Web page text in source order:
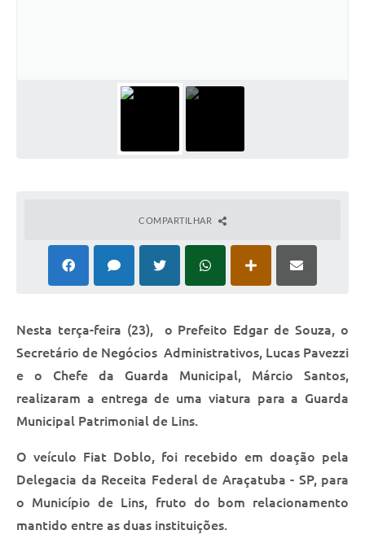
Educação
Meio Ambiente
Saúde
Tributos
COMPARTILHAR
Nesta terça-feira (23), o Prefeito Edgar de Souza, o
Secretário de Negócios Administrativos, Lucas Pavezzi
e o Chefe da Guarda Municipal, Márcio Santos,
realizaram a entrega de uma viatura para a Guarda
Municipal Patrimonial de Lins.
O veículo Fiat Doblo, foi recebido em doação pela
Delegacia da Receita Federal de Araçatuba - SP, para
o Município de Lins, fruto do bom relacionamento
mantido entre as duas instituições.